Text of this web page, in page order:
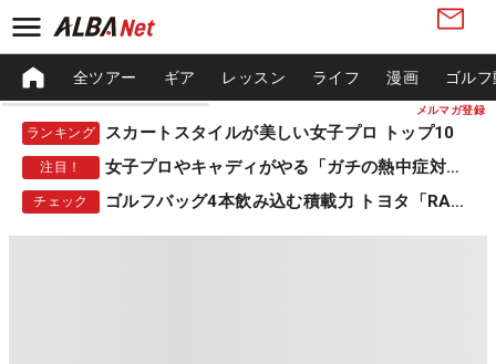
メルマガ登録
全ツアー ギア レッスン ライフ 漫画 ゴル
ランキング スカートスタイルが美しい女子プロ トップ10
注目！ 女子プロやキャディがやる「ガチの熱中症対策」
チェック ゴルフバッグ4本飲み込む積載力 トヨタ「RAV4」